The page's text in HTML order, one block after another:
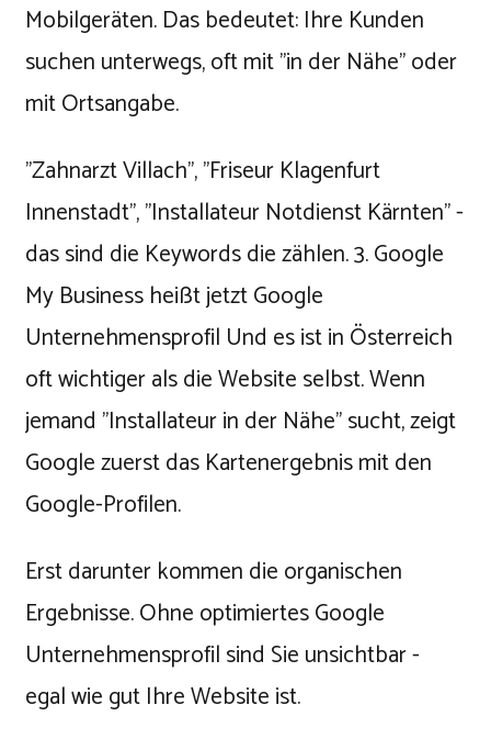
Mobilgeräten. Das bedeutet: Ihre Kunden
suchen unterwegs, oft mit "in der Nähe" oder
mit Ortsangabe.
"Zahnarzt Villach", "Friseur Klagenfurt
Innenstadt", "Installateur Notdienst Kärnten" -
das sind die Keywords die zählen. 3. Google
My Business heißt jetzt Google
Unternehmensprofil Und es ist in Österreich
oft wichtiger als die Website selbst. Wenn
jemand "Installateur in der Nähe" sucht, zeigt
Google zuerst das Kartenergebnis mit den
Google-Profilen.
Erst darunter kommen die organischen
Ergebnisse. Ohne optimiertes Google
Unternehmensprofil sind Sie unsichtbar -
egal wie gut Ihre Website ist.